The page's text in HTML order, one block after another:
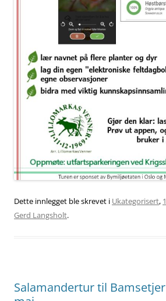
Dette innlegget ble skrevet i Ukategorisert,
Gerd Langsholt.
Salamandertur til